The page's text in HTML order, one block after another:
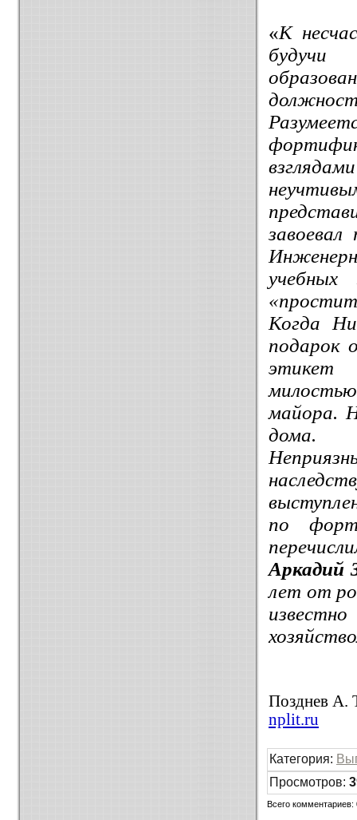
«К
будучи
Когда
подарок
этикет
майора.
дома.
по
Аркадий
лет от
Позднев А.
nplit.ru
Категория:
Просмотров:
Всего комментариев: